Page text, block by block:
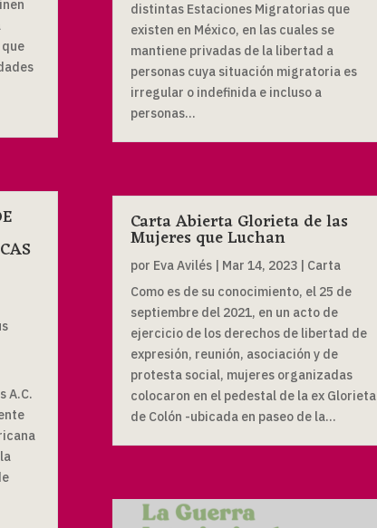
A.C.
distintas Estaciones Migratorias que
existen en México, en las cuales se
mantiene privadas de la libertad a
personas cuya situación migratoria es
irregular o indefinida e incluso a
personas...
Carta Abierta Glorieta de las
Mujeres que Luchan
por Eva Avilés| Mar 14, 2023| Carta
Como es de su conocimiento, el 25 de
septiembre del 2021, en un acto de
ejercicio de los derechos de libertad de
expresión, reunión, asociación y de
protesta social, mujeres organizadas
colocaron en el pedestal de la ex Glorieta
de Colón -ubicada en paseo de la...